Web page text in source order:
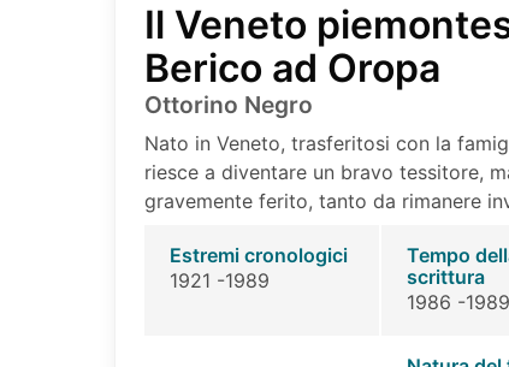
Il Veneto
Berico ad Oropa
Ottorino Negro
Nato in Veneto, trasferitosi con la
riesce a diventare un bravo tessitore,
gravemente ferito, tanto da rimanere
Estremi cronologici
1921 -1989
Tempo
scrittura
1986 -1989